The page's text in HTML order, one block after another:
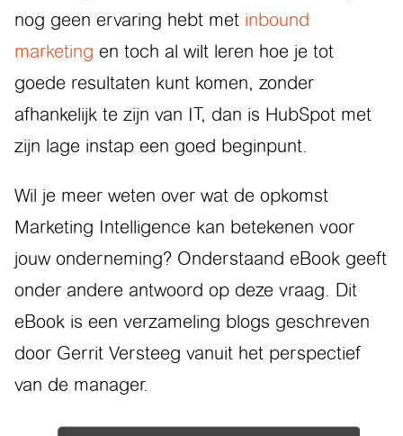
nog geen ervaring hebt met inbound
marketing en toch al wilt leren hoe je tot
goede resultaten kunt komen, zonder
afhankelijk te zijn van IT, dan is HubSpot met
zijn lage instap een goed beginpunt.
Wil je meer weten over wat de opkomst
Marketing Intelligence kan betekenen voor
jouw onderneming? Onderstaand eBook geeft
onder andere antwoord op deze vraag. Dit
eBook is een verzameling blogs geschreven
door Gerrit Versteeg vanuit het perspectief
van de manager.